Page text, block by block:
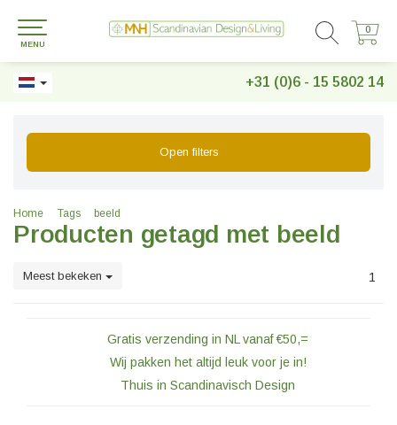
+31 (0)6 - 15 5802 14
0
0
MENU
Open filters
Home Tags beeld
Producten getagd met beeld
Meest bekeken 1
Gratis verzending in NL vanaf €50,=
Wij pakken het altijd leuk voor je in!
Thuis in Scandinavisch Design